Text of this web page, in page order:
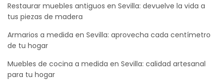
Restaurar muebles antiguos en Sevilla: devuelve la vida a
tus piezas de madera
Armarios a medida en Sevilla: aprovecha cada centímetro
de tu hogar
Muebles de cocina a medida en Sevilla: calidad artesanal
para tu hogar